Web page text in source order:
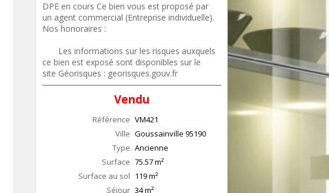
DPE en cours Ce bien vous est proposé par
un agent commercial (Entreprise individuelle).
Nos honoraires :
Les informations sur les risques auxquels
ce bien est exposé sont disponibles sur le
site Géorisques : georisques.gouv.fr
Vendu
Référence VM421
Ville Goussainville 95190
Type Ancienne
Surface 75.57m²
Surface au sol 119m²
Séjour 34m²